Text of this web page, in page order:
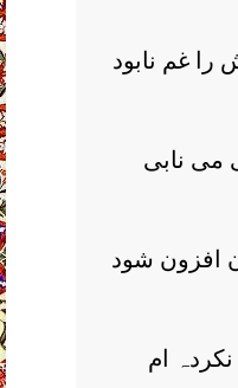
غم نابود
می نابی
افزون شود
ام